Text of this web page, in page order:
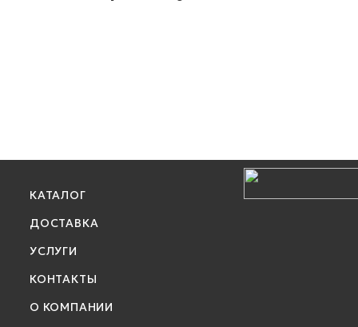
КАТАЛОГ
ДОСТАВКА
УСЛУГИ
КОНТАКТЫ
О КОМПАНИИ